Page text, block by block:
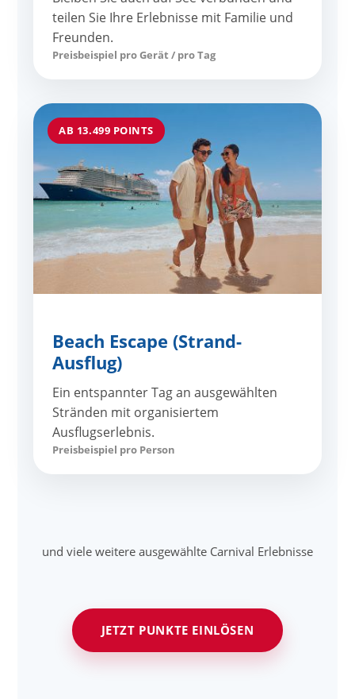
teilen Sie Ihre Erlebnisse mit Familie und
Freunden.
Preisbeispiel pro Gerät / pro Tag
AB 13.499 POINTS
Beach Escape (Strand-
Ausflug)
Ein entspannter Tag an ausgewählten
Stränden mit organisiertem
Ausflugserlebnis.
Preisbeispiel pro Person
und viele weitere ausgewählte Carnival Erlebnisse
JETZT PUNKTE EINLÖSEN